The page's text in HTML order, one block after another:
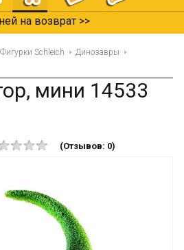
на возврат >>
Фигурки Schleich
Динозавры
мини 14533
(Отзывов: 0)